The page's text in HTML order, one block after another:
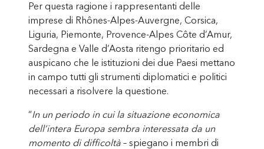
Per questa ragione i rappresentanti delle
imprese di Rhônes-Alpes-Auvergne, Corsica,
Liguria, Piemonte, Provence-Alpes Côte d’Amur,
Sardegna e Valle d’Aosta ritengo prioritario ed
auspicano che le istituzioni dei due Paesi mettano
in campo tutti gli strumenti diplomatici e politici
necessari a risolvere la questione.
“In un periodo in cui la situazione economica
dell’intera Europa sembra interessata da un
momento di difficoltà – spiegano i membri di